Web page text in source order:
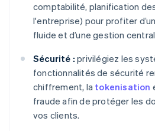
comptabilité, planification
l'entreprise) pour profiter
fluide et d’une gestion
Sécurité : privilégiez les
fonctionnalités de sécurité
chiffrement, la tokenisation
fraude afin de protéger les
vos clients.